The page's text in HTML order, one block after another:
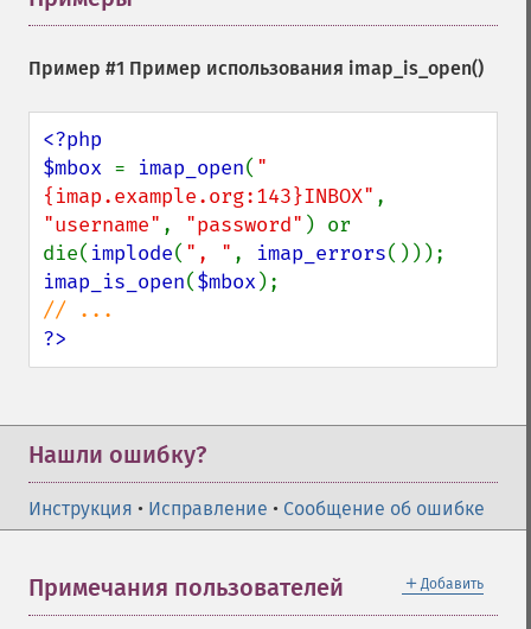
Пример #1 Пример использования imap_is_open()
<?php
$mbox = imap_open( "
{imap.example.org:143}INBOX"
"username" , "password" ) or
die( implode( ", " , imap_errors
imap_is_open($mbox
?>
Нашли ошибку?
Инструкция • Исправление • Сообщение об ошибке
＋ Добавить
Примечания пользователей